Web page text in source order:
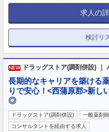
求人の
検討リ
NEW ドラッグストア(調剤併設) ｜
長期的なキャリアを築ける
りで安心！<西蒲原郡>新し
◎
ドラッグストア(調剤併設) 一般薬剤師
コンサルタントを経由する求人